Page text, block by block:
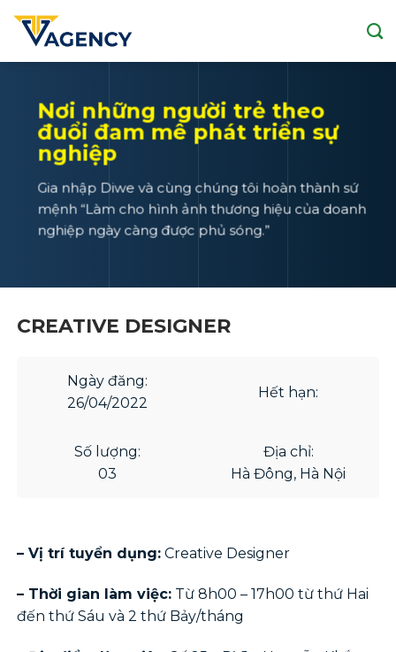
Nơi những người trẻ theo
đuổi đam mê phát triển sự
nghiệp
Gia nhập Diwe và cùng chúng tôi hoàn thành sứ
mệnh “Làm cho hình ảnh thương hiệu của doanh
nghiệp ngày càng được phủ sóng.”
CREATIVE DESIGNER
Ngày đăng:
26/04/2022
Hết hạn:
Số lượng:
03
Địa chỉ:
Hà Đông, Hà Nội
– Vị trí tuyển dụng: Creative Designer
– Thời gian làm việc: Từ 8h00 – 17h00 từ thứ Hai
đến thứ Sáu và 2 thứ Bảy/tháng